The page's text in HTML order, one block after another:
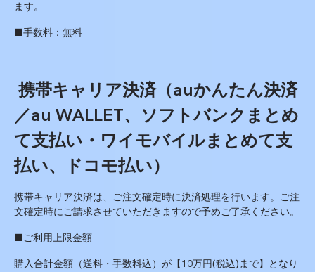
ます。
■手数料：無料
携帯キャリア決済（auかんたん決済
／au WALLET、ソフトバンクまとめ
て支払い・ワイモバイルまとめて支
払い、ドコモ払い）
携帯キャリア決済は、ご注文確定時に決済処理を行います。ご注
文確定時にご請求させていただきますので予めご了承ください。
■ご利用上限金額
購入合計金額（送料・手数料込）が【10万円(税込)まで】となり